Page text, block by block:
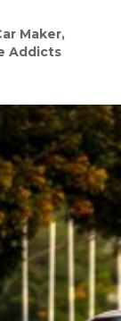
Maker,
Addicts